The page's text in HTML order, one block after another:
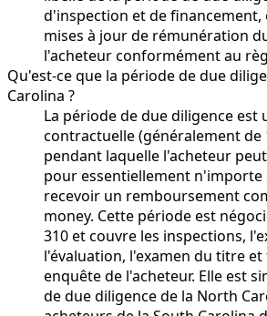
d'inspection et de financement,
mises à jour de rémunération
l'acheteur conformément au
Qu'est-ce que la période de due
Carolina ?
La période de due diligence est
contractuelle (généralement de
pendant laquelle l'acheteur
pour essentiellement n'importe
recevoir un remboursement
money. Cette période est
310 et couvre les inspections,
l'évaluation, l'examen du titre
enquête de l'acheteur. Elle est
de due diligence de la North